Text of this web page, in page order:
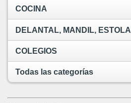
COCINA
DELANTAL, MANDIL, ESTOLA
COLEGIOS
Todas las categorías